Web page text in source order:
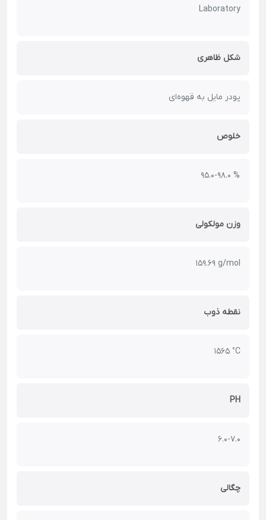
Laboratory
شکل ظاهری
پودر مایل به قهوه‌ای
خلوص
% 95.0-98.0
وزن مولکولی
159.69 g/mol
نقطه ذوب
1565 °C
PH
6.0-7.0
چگالی